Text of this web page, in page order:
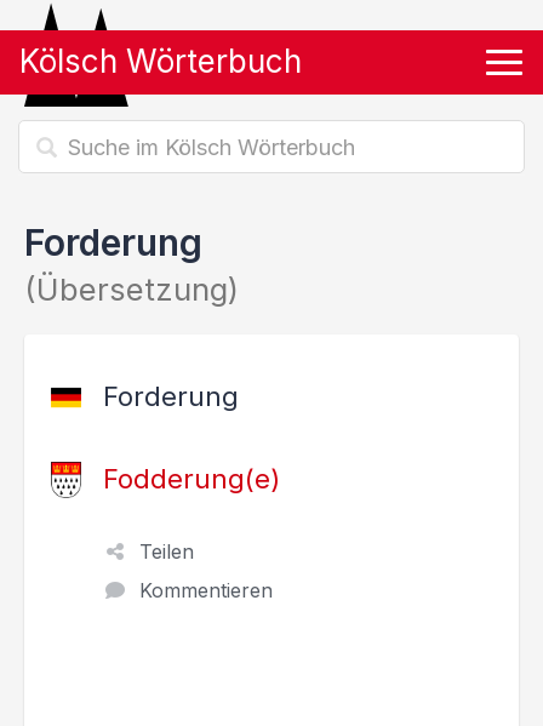
Kölsch Wörterbuch
Forderung
(Übersetzung)
Forderung
Fodderung(e)
Teilen
Kommentieren